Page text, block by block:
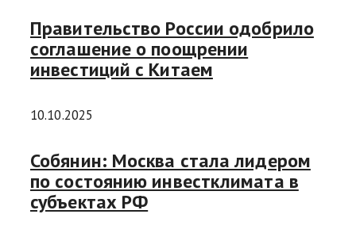
Правительство России одобрило
соглашение о поощрении
инвестиций с Китаем
10.10.2025
Собянин: Москва стала лидером
по состоянию инвестклимата в
субъектах РФ